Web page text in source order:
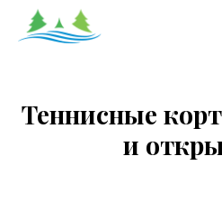
Теннисные
и